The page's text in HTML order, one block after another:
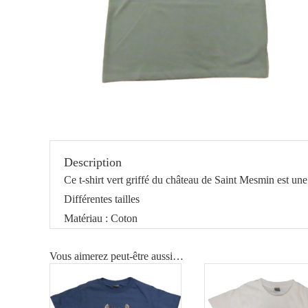
Description
Ce t-shirt vert griffé du château de Saint Mesmin est
Différentes tailles
Matériau : Coton
Vous aimerez peut-être aussi…